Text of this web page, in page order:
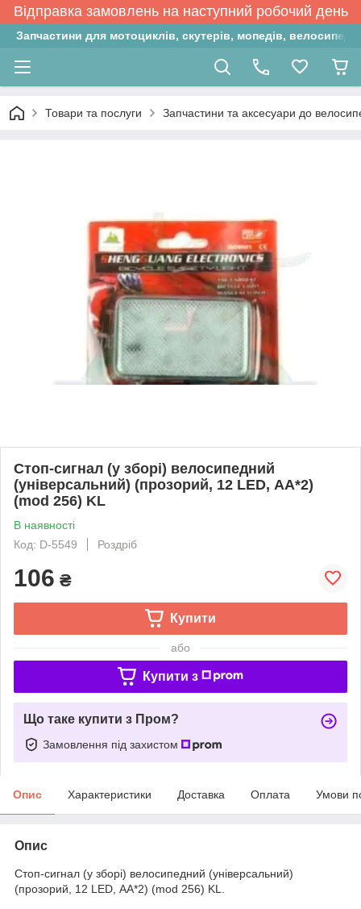
Відправка замовлень на наступний робочий день
Запчастини для мотоциклів, скутерів, мопедів,
Товари та послуги Запчастини та аксесуари до
Стоп-сигнал (у зборі) велосипедний
(універсальний) (прозорий, 12 LED, АА*2)
(mod 256) KL
В наявності
Код: D-5549
Роздріб
106 ₴
Купити
або
Купити з
Що таке купити з Пром?
Замовлення під захистом
Опис Характеристики Доставка Оплата Умови
Опис
Стоп-сигнал (у зборі) велосипедний (універсальний)
(прозорий, 12 LED, АА*2) (mod 256) KL.